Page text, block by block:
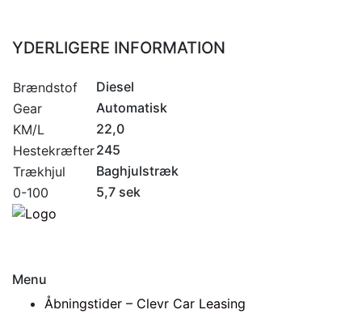
YDERLIGERE INFORMATION
Brændstof
Diesel
Gear
Automatisk
KM/L
22,0
Hestekræfter245
Trækhjul
Baghjulstræk
0-100
5,7 sek
Menu
Åbningstider – Clevr Car Leasing